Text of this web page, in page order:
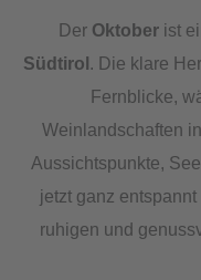
Der Oktoberist
Südtirol . Die klare
Fernblicke,
Weinlandschaften
Aussichtspunkte,
jetzt ganz
ruhigen und